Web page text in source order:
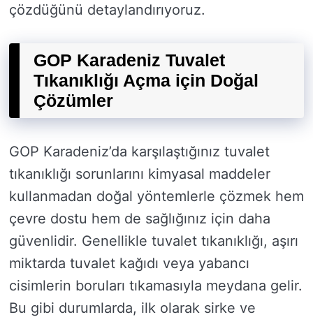
çözdüğünü detaylandırıyoruz.
GOP Karadeniz Tuvalet
Tıkanıklığı Açma için Doğal
Çözümler
GOP Karadeniz’da karşılaştığınız tuvalet
tıkanıklığı sorunlarını kimyasal maddeler
kullanmadan doğal yöntemlerle çözmek hem
çevre dostu hem de sağlığınız için daha
güvenlidir. Genellikle tuvalet tıkanıklığı, aşırı
miktarda tuvalet kağıdı veya yabancı
cisimlerin boruları tıkamasıyla meydana gelir.
Bu gibi durumlarda, ilk olarak sirke ve